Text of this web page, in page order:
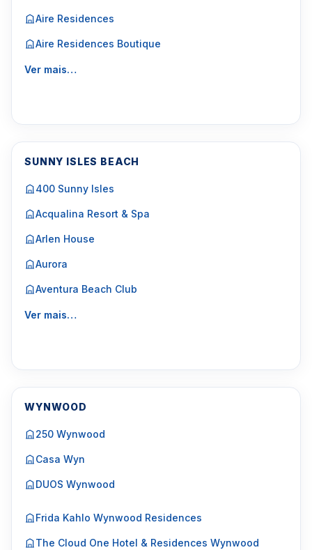
Aire Residences
Aire Residences Boutique
Ver mais…
SUNNY ISLES BEACH
400 Sunny Isles
Acqualina Resort & Spa
Arlen House
Aurora
Aventura Beach Club
Ver mais…
WYNWOOD
250 Wynwood
Casa Wyn
DUOS Wynwood
Frida Kahlo Wynwood Residences
The Cloud One Hotel & Residences Wynwood